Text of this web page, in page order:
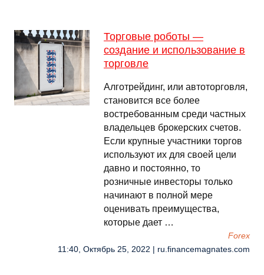
Торговые роботы —
создание и использование в
торговле
Алготрейдинг, или автоторговля,
становится все более
востребованным среди частных
владельцев брокерских счетов.
Если крупные участники торгов
используют их для своей цели
давно и постоянно, то
розничные инвесторы только
начинают в полной мере
оценивать преимущества,
которые дает …
Forex
11:40, Октябрь 25, 2022 | ru.financemagnates.com